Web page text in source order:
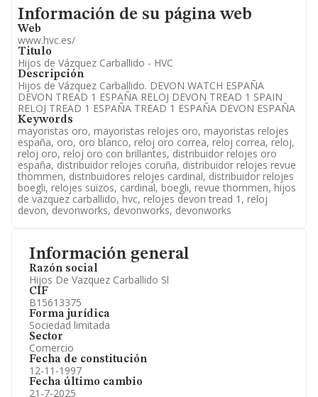
Información general
Razón social
Hijos De Vazquez Carballido Sl
CIF
B15613375
Forma jurídica
Sociedad limitada
Sector
Comercio
Fecha de constitución
12-11-1997
Fecha último cambio
21-7-2025
Información oficial y registral complementaria.
Informacion de su página web
Información de su página web
Web
www.hvc.es/
Titulo
Hijos de Vázquez Carballido - HVC
Descripción
Hijos de Vázquez Carballido. DEVON WATCH ESPAÑA
DEVON TREAD 1 ESPAÑA RELOJ DEVON TREAD 1 SPAIN
RELOJ TREAD 1 ESPAÑA TREAD 1 ESPAÑA DEVON ESPAÑA
Keywords
mayoristas oro, mayoristas relojes oro, mayoristas relojes
españa, oro, oro blanco, reloj oro correa, reloj correa, reloj,
reloj oro, reloj oro con brillantes, distribuidor relojes oro
españa, distribuidor relojes coruña, distribuidor relojes revue
thommen, distribuidores relojes cardinal, distribuidor relojes
boegli, relojes suizos, cardinal, boegli, revue thommen, hijos
de vazquez carballido, hvc, relojes devon tread 1, reloj
devon, devonworks, devonworks, devonworks